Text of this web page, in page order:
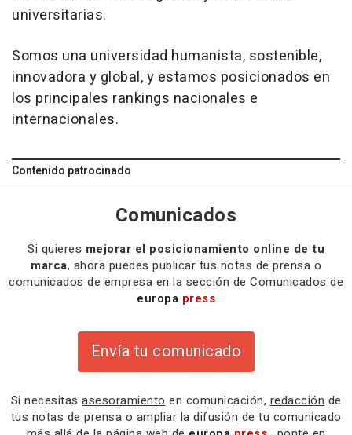
universitarias.
Somos una universidad humanista, sostenible,
innovadora y global, y estamos posicionados en
los principales rankings nacionales e
internacionales.
Contenido patrocinado
Comunicados
Si quieres mejorar el posicionamiento online de tu
marca, ahora puedes publicar tus notas de prensa o
comunicados de empresa en la sección de Comunicados de
europa press
Envía tu comunicado
Si necesitas asesoramiento en comunicación, redacción de
tus notas de prensa o ampliar la difusión de tu comunicado